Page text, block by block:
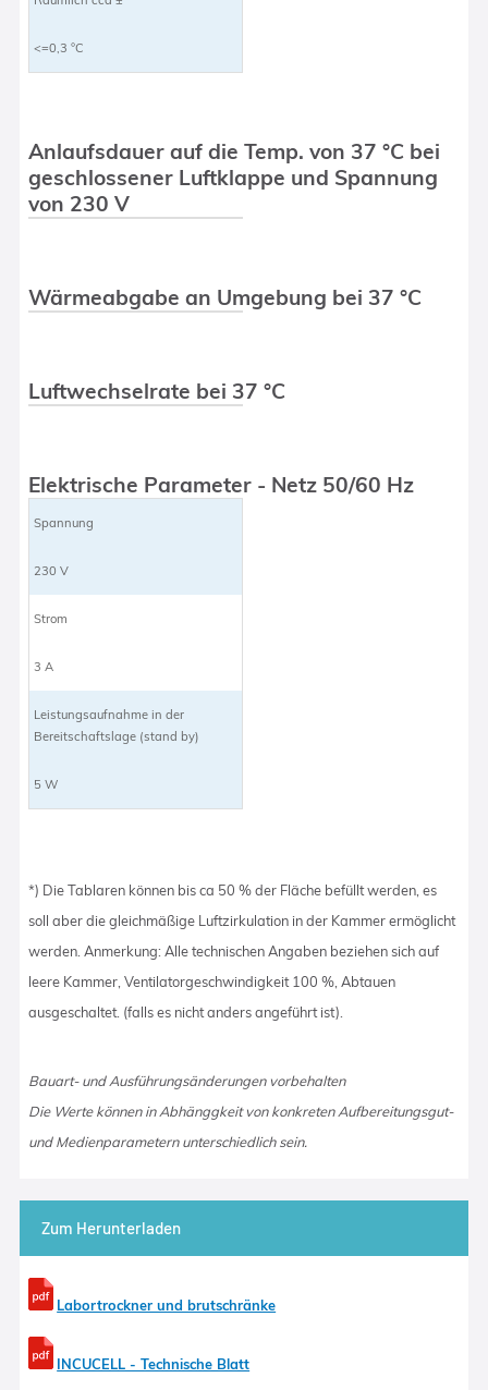
<=0,3 °C
Anlaufsdauer auf die Temp. von 37 °C bei
geschlossener Luftklappe und Spannung
von 230 V
Wärmeabgabe an Umgebung bei 37 °C
Luftwechselrate bei 37 °C
Elektrische Parameter - Netz 50/60 Hz
Spannung
230 V
Strom
3 A
Leistungsaufnahme in der
Bereitschaftslage (stand by)
5 W
*) Die Tablaren können bis ca 50 % der Fläche befüllt werden, es
soll aber die gleichmäßige Luftzirkulation in der Kammer ermöglicht
werden. Anmerkung: Alle technischen Angaben beziehen sich auf
leere Kammer, Ventilatorgeschwindigkeit 100 %, Abtauen
ausgeschaltet. (falls es nicht anders angeführt ist).
Bauart- und Ausführungsänderungen vorbehalten
Die Werte können in Abhänggkeit von konkreten Aufbereitungsgut-
und Medienparametern unterschiedlich sein.
Zum Herunterladen
Labortrockner und brutschränke
INCUCELL - Technische Blatt